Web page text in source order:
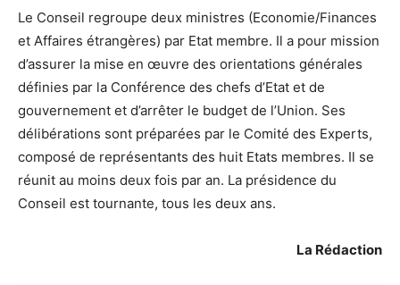
Le Conseil regroupe deux ministres (Economie/Finances
et Affaires étrangères) par Etat membre. Il a pour mission
d’assurer la mise en œuvre des orientations générales
définies par la Conférence des chefs d’Etat et de
gouvernement et d’arrêter le budget de l’Union. Ses
délibérations sont préparées par le Comité des Experts,
composé de représentants des huit Etats membres. Il se
réunit au moins deux fois par an. La présidence du
Conseil est tournante, tous les deux ans.
La Rédaction